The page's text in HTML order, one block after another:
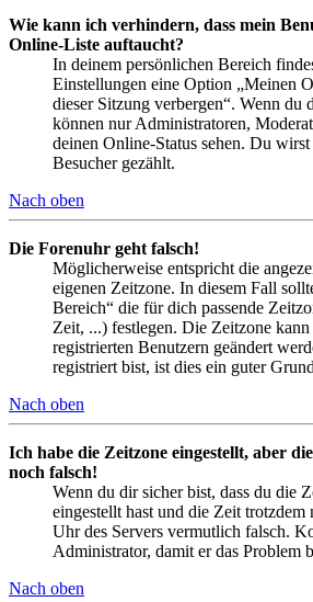
Wie kann ich verhindern, dass mein
Online-Liste auftaucht?
In deinem persönlichen Bereich
Einstellungen eine Option „Meinen
dieser Sitzung verbergen“. Wenn du
können nur Administratoren,
deinen Online-Status sehen. Du
Besucher gezählt.
Nach oben
Die Forenuhr geht falsch!
Möglicherweise entspricht die
eigenen Zeitzone. In diesem Fall
Bereich“ die für dich passende
Zeit, ...) festlegen. Die Zeitzone
registrierten Benutzern geändert
registriert bist, ist dies ein guter
Nach oben
Ich habe die Zeitzone eingestellt, aber
noch falsch!
Wenn du dir sicher bist, dass du die
eingestellt hast und die Zeit trotzdem
Uhr des Servers vermutlich falsch.
Administrator, damit er das Problem
Nach oben